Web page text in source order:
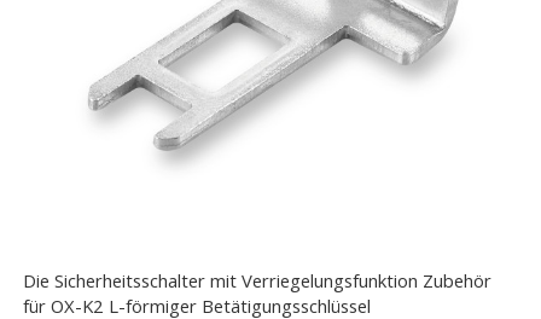
Die Sicherheitsschalter mit Verriegelungsfunktion Zubehör
für OX-K2 L-förmiger Betätigungsschlüssel